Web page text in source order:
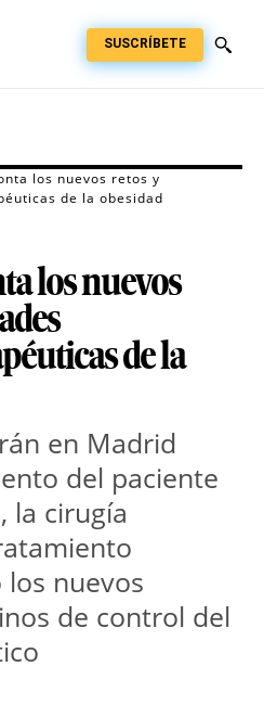
SUSCRÍBETE
los nuevos retos y
de la obesidad
los nuevos
de la
en Madrid
del paciente
la cirugía
nuevos
de control del